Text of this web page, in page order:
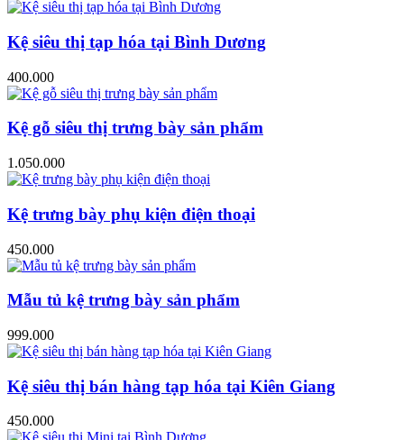
Kệ siêu thị tạp hóa tại Bình Dương
400.000
Kệ gỗ siêu thị trưng bày sản phẩm
1.050.000
Kệ trưng bày phụ kiện điện thoại
450.000
Mẫu tủ kệ trưng bày sản phẩm
999.000
Kệ siêu thị bán hàng tạp hóa tại Kiên Giang
450.000